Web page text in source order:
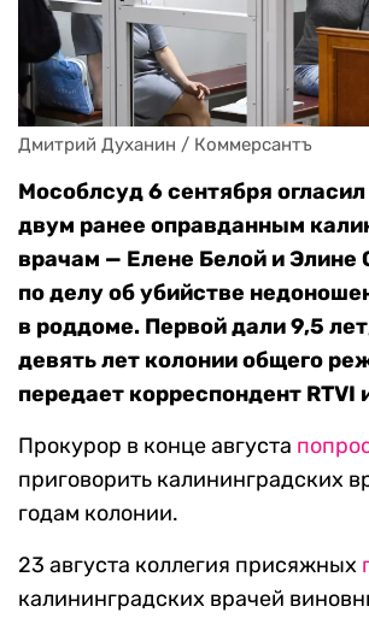
Дмитрий Духанин / Коммерсантъ
Мособлсуд 6 сентября
двум ранее оправданным
врачам — Елене Белой и Элине
по делу об убийстве
в роддоме. Первой дали 9,5
девять лет колонии общего
передает корреспондент RTVI
Прокурор в конце августа
приговорить калининградских
годам колонии.
23 августа коллегия присяжных
калининградских врачей